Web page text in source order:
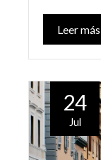
Leer más
24
Jul